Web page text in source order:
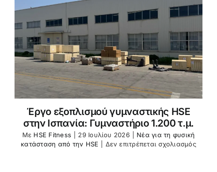
Έργο εξοπλισμού γυμναστικής HSE
στην Ισπανία: Γυμναστήριο 1.200 τ.μ.
Με HSE Fitness 29 Ιουλίου 2026
Νέα για τη φυσική
κατάσταση από την HSE
Δεν επιτρέπεται σχολιασμόςστο